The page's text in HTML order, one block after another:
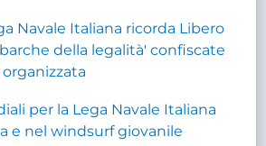
Navale Italiana ricorda Libero
della legalità' confiscate
per la Lega Navale Italiana
e nel windsurf giovanile